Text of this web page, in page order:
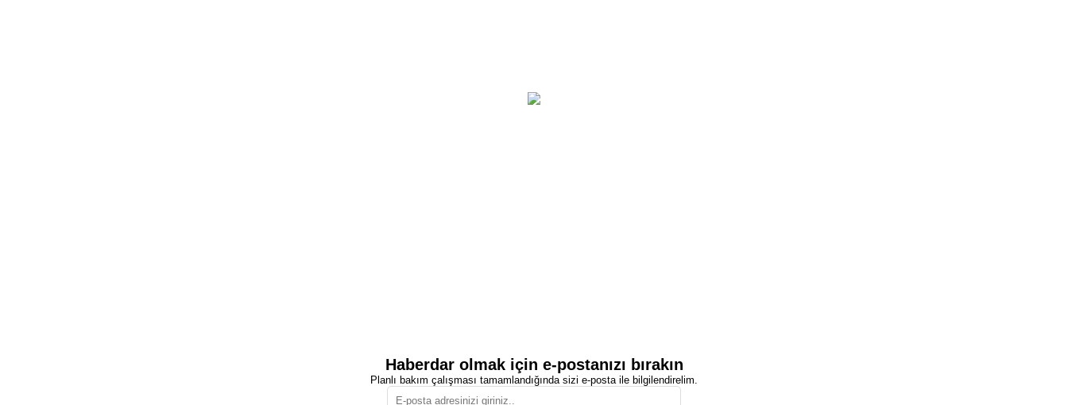
Haberdar olmak için e-postanızı bırakın
Planlı bakım çalışması tamamlandığında sizi e-posta ile bilgilendirelim.